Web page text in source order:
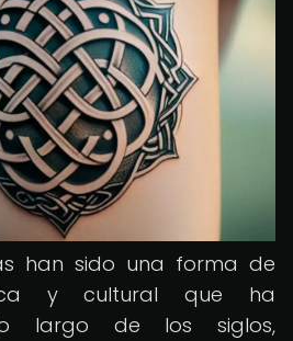
han sido una forma de
y cultural que ha
largo de los siglos,